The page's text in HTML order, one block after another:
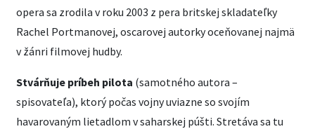
opera sa zrodila v roku 2003 z pera britskej skladateľky
Rachel Portmanovej, oscarovej autorky oceňovanej najmä
v žánri filmovej hudby.
Stvárňuje príbeh pilota (samotného autora –
spisovateľa), ktorý počas vojny uviazne so svojím
havarovaným lietadlom v saharskej púšti. Stretáva sa tu